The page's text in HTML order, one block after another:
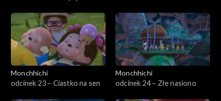
Monchhichi
odcinek 23 – Ciastko na sen
Monchhichi
odcinek 24 – Złe nasiono